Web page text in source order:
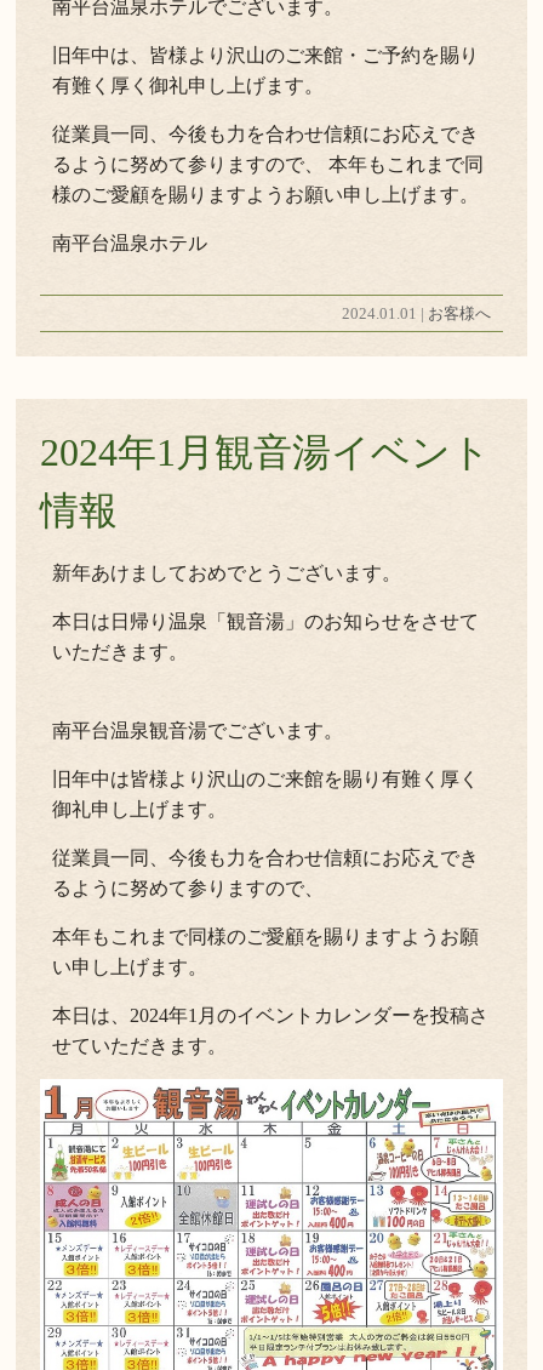
南平台温泉ホテルでございます。
旧年中は、皆様より沢山のご来館・ご予約を賜り
有難く厚く御礼申し上げます。
従業員一同、今後も力を合わせ信頼にお応えでき
るように努めて参りますので、 本年もこれまで同
様のご愛顧を賜りますようお願い申し上げます。
南平台温泉ホテル
2024.01.01 | お客様へ
2024年1月観音湯イベント
情報
新年あけましておめでとうございます。
本日は日帰り温泉「観音湯」のお知らせをさせて
いただきます。
南平台温泉観音湯でございます。
旧年中は皆様より沢山のご来館を賜り有難く厚く
御礼申し上げます。
従業員一同、今後も力を合わせ信頼にお応えでき
るように努めて参りますので、
本年もこれまで同様のご愛顧を賜りますようお願
い申し上げます。
本日は、2024年1月のイベントカレンダーを投稿さ
せていただきます。